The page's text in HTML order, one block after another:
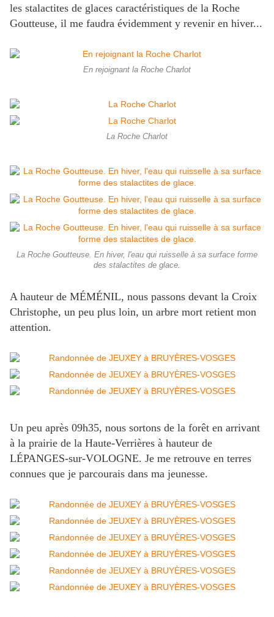
les stalactites de glaces caractéristiques de la Roche
Goutteuse, il me faudra évidemment y revenir en hiver...
En rejoignant la Roche Charlot
La Roche Charlot
La Roche Goutteuse. En hiver, l'eau qui ruisselle à sa surface forme
des stalactites de glace.
A hauteur de MÉMÉNIL, nous passons devant la Croix
Christophe, un peu plus loin, un arbre mort retient mon
attention.
Un peu après 09h35, nous sortons de la forêt en arrivant
à la prairie de la Haute-Verrières à hauteur de
LÉPANGES-sur-VOLOGNE. Je me retrouve en terres
connues que je parcourais dans ma jeunesse.